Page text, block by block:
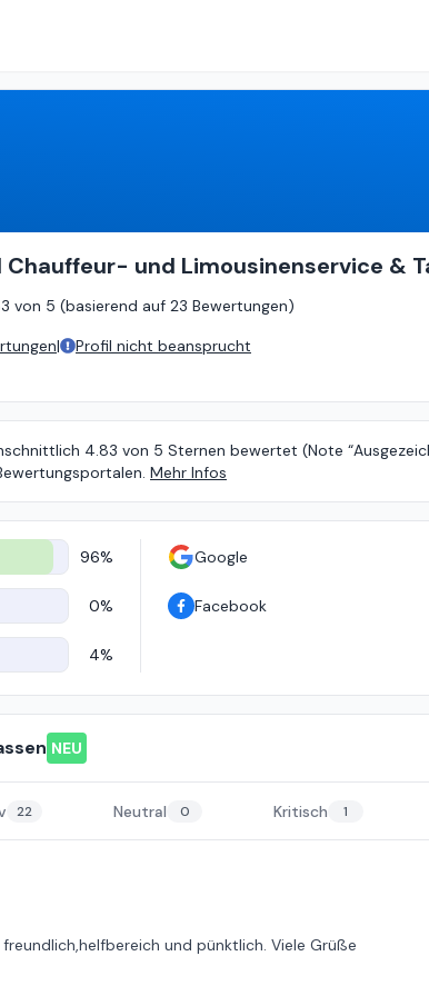
Chauffeur- und Limousinenservice &
von 5 (basierend auf 23 Bewertungen)
| Profil nicht beansprucht
4.83 von 5 Sternen bewertet (Note
Mehr Infos
96%
0%
4%
Google
Facebook
NEU
22 Neutral 0 Kritisch 1
und pünktlich. Viele Grüße